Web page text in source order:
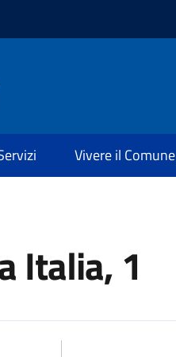
Vivere il Comune
Italia, 1